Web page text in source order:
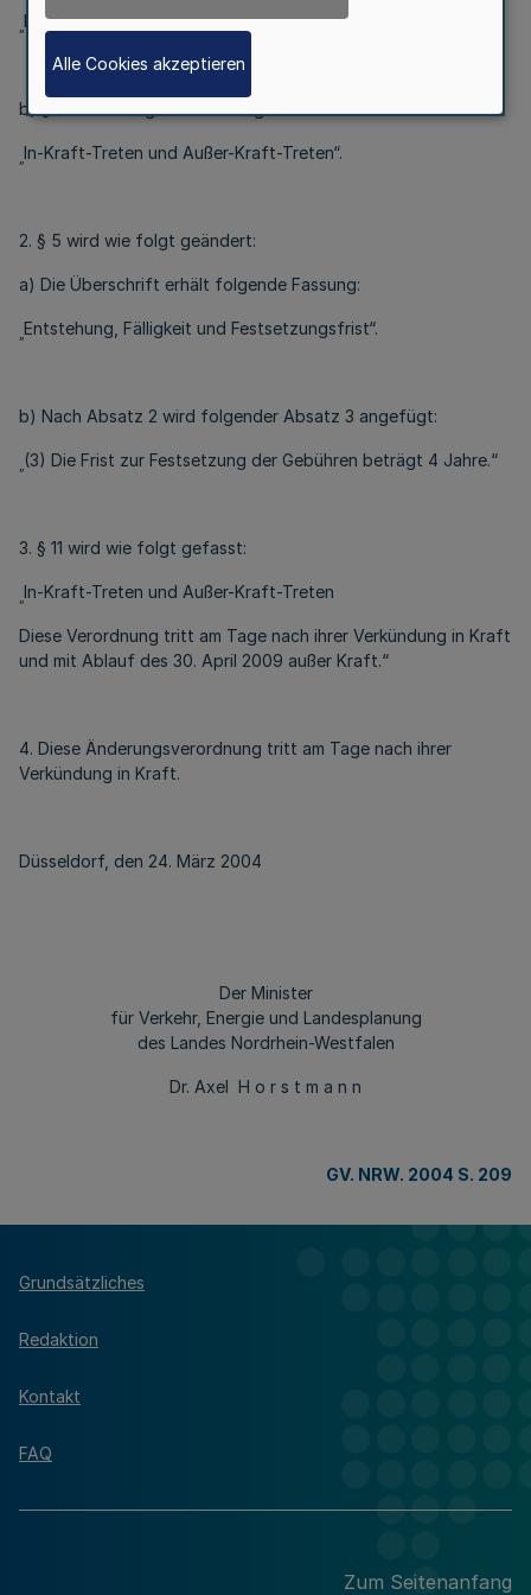
„Entstehung, Fälligkeit und Festsetzungsfrist“.
b) § 11 erhält folgende Fassung:
„In-Kraft-Treten und Außer-Kraft-Treten“.
2. § 5 wird wie folgt geändert:
a) Die Überschrift erhält folgende Fassung:
„Entstehung, Fälligkeit und Festsetzungsfrist“.
b) Nach Absatz 2 wird folgender Absatz 3 angefügt:
„(3) Die Frist zur Festsetzung der Gebühren beträgt 4 Jahre.“
3. § 11 wird wie folgt gefasst:
„In-Kraft-Treten und Außer-Kraft-Treten
Diese Verordnung tritt am Tage nach ihrer Verkündung in Kraft
und mit Ablauf des 30. April 2009 außer Kraft.“
4. Diese Änderungsverordnung tritt am Tage nach ihrer
Verkündung in Kraft.
Düsseldorf, den 24. März 2004
Der Minister
für Verkehr, Energie und Landesplanung
des Landes Nordrhein-Westfalen
Dr. Axel H o r s t m a n n
GV. NRW. 2004 S. 209
Grundsätzliches
Redaktion
Kontakt
FAQ
Zum Seitenanfang
Alle Cookies akzeptieren